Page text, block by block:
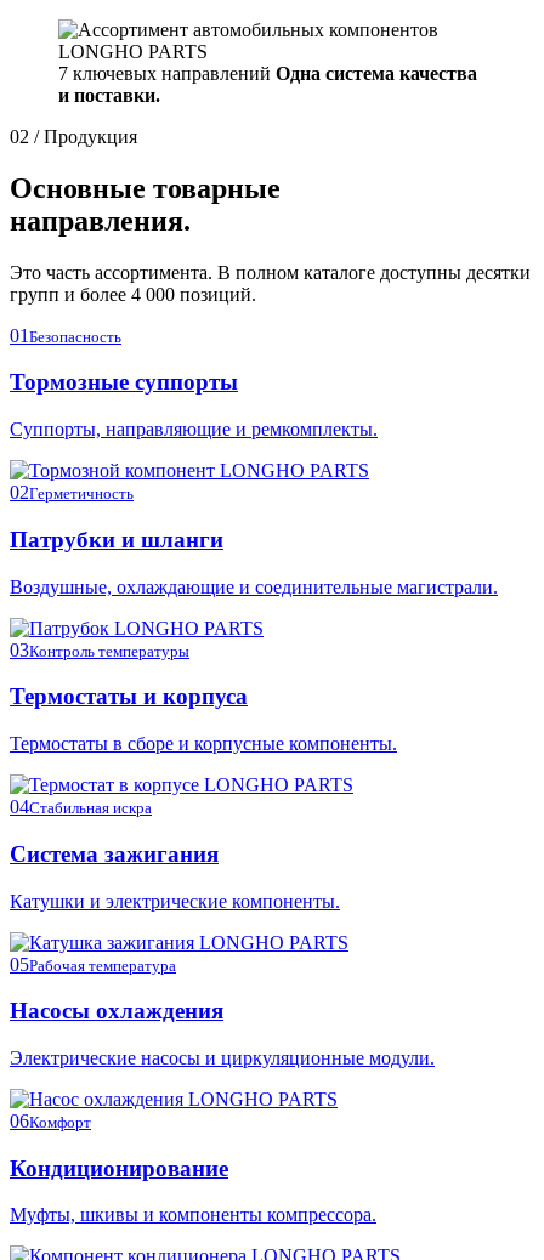
7 ключевых направлений Одна система качества
и поставки.
02 / Продукция
Основные товарные
направления.
Это часть ассортимента. В полном каталоге доступны десятки
групп и более 4 000 позиций.
01 Безопасность
Тормозные суппорты
Суппорты, направляющие и ремкомплекты.
02Герметичность
Патрубки и шланги
Воздушные, охлаждающие и соединительные магистрали.
03Контроль температуры
Термостаты и корпуса
Термостаты в сборе и корпусные компоненты.
04Стабильная искра
Система зажигания
Катушки и электрические компоненты.
05Рабочая температура
Насосы охлаждения
Электрические насосы и циркуляционные модули.
06Комфорт
Кондиционирование
Муфты, шкивы и компоненты компрессора.